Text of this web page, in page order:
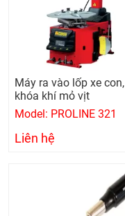
Máy ra vào lốp xe con,
khóa khí mỏ vịt
Model: PROLINE 321
Liên hệ